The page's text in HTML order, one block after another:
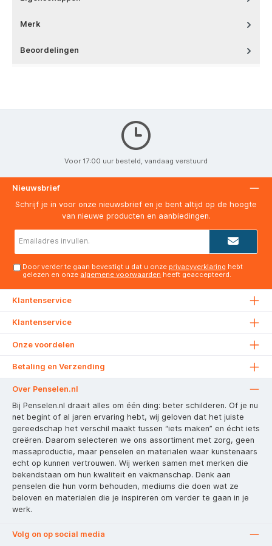
Merk
Beoordelingen
Voor 17:00 uur besteld, vandaag verstuurd
Nieuwsbrief
Schrijf je in voor onze nieuwsbrief en je bent altijd op de hoogte
van nieuwe producten en aanbiedingen.
Door verder te gaan bevestigt u dat u onze privacyverklaring hebt
gelezen en onze algemene voorwaarden heeft geaccepteerd.
Klantenservice
Klantenservice
Onze voordelen
Betaling en Verzending
Over Penselen.nl
Bij Penselen.nl draait alles om één ding: beter schilderen. Of je nu
net begint of al jaren ervaring hebt, wij geloven dat het juiste
gereedschap het verschil maakt tussen “iets maken” en écht iets
creëren. Daarom selecteren we ons assortiment met zorg, geen
massaproductie, maar penselen en materialen waar kunstenaars
echt op kunnen vertrouwen. Wij werken samen met merken die
bekendstaan om hun kwaliteit en vakmanschap. Denk aan
penselen die hun vorm behouden, mediums die doen wat ze
beloven en materialen die je inspireren om verder te gaan in je
werk.
Volg on op social media